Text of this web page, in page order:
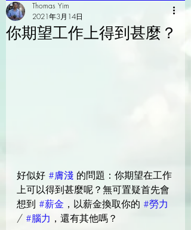
你期望工作上得到甚麼？
Thomas Yim
2021年3月14日
好似好 #膚淺 的問題：你期望在工作
上可以得到甚麼呢？無可置疑首先會
想到 #薪金 ，以薪金換取你的 #勞力
/ #腦力 ，還有其他嗎？